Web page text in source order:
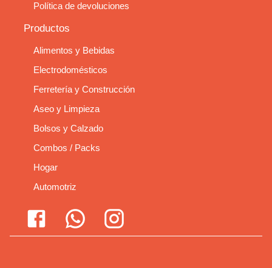
Política de devoluciones
Productos
Alimentos y Bebidas
Electrodomésticos
Ferretería y Construcción
Aseo y Limpieza
Bolsos y Calzado
Combos / Packs
Hogar
Automotriz